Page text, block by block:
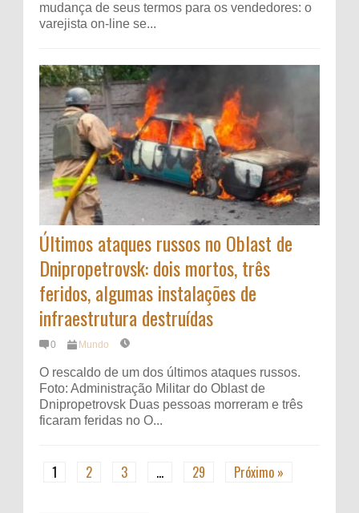
mudança de seus termos para os vendedores: o
varejista on-line se...
Últimos ataques russos no Oblast de
Dnipropetrovsk: dois mortos, três
feridos, algumas instalações de
infraestrutura destruídas
0 Mundo
O rescaldo de um dos últimos ataques russos.
Foto: Administração Militar do Oblast de
Dnipropetrovsk Duas pessoas morreram e três
ficaram feridas no O...
1 2 3 … 29 Próximo »